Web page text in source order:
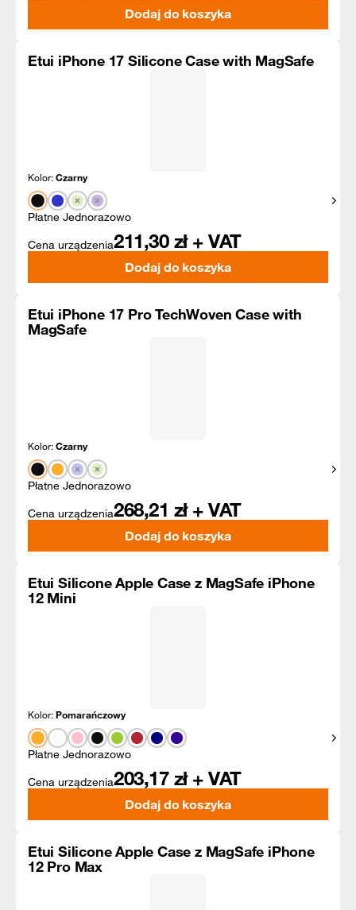
Dodaj do koszyka
Etui iPhone 17 Silicone Case with MagSafe
Kolor:Czarny
Płatne Jednorazowo
Cena urządzenia211,30 zł + VAT
Dodaj do koszyka
Etui iPhone 17 Pro TechWoven Case with
MagSafe
Kolor:Czarny
Płatne Jednorazowo
Cena urządzenia268,21 zł + VAT
Dodaj do koszyka
Etui Silicone Apple Case z MagSafe iPhone
12 Mini
Kolor:Pomarańczowy
Płatne Jednorazowo
Cena urządzenia203,17 zł + VAT
Dodaj do koszyka
Etui Silicone Apple Case z MagSafe iPhone
12 Pro Max